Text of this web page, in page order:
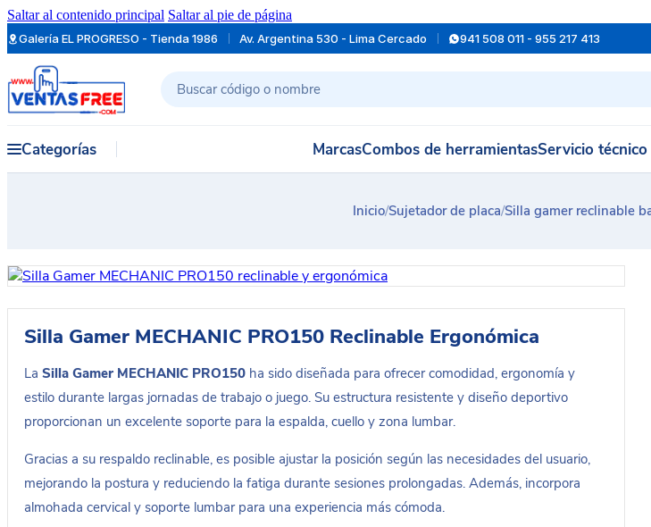
Saltar al contenido principal Saltar al pie de página
Galería EL PROGRESO - Tienda 1986 Av. Argentina 530 - Lima Cercado 941 508 011 - 955 217 413
Buscar
Categorías MarcasCombos de herramientasServicio
Inicio/Sujetador de placa/Silla gamer reclinable
Silla Gamer MECHANIC PRO150 Reclinable Ergonómica
La Silla Gamer MECHANIC PRO150 ha sido diseñada para ofrecer comodidad, ergonomía y
estilo durante largas jornadas de trabajo o juego. Su estructura resistente y diseño deportivo
proporcionan un excelente soporte para la espalda, cuello y zona lumbar.
Gracias a su respaldo reclinable, es posible ajustar la posición según las necesidades del usuario,
mejorando la postura y reduciendo la fatiga durante sesiones prolongadas. Además, incorpora
almohada cervical y soporte lumbar para una experiencia más cómoda.